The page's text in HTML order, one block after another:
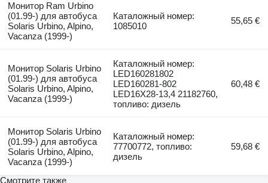
Монитор Ram Urbino
(01.99-) для автобуса
Solaris Urbino, Alpino,
Vacanza (1999-)
Каталожный номер:
1085010
55,65 €
Монитор Solaris Urbino
(01.99-) для автобуса
Solaris Urbino, Alpino,
Vacanza (1999-)
Каталожный номер:
LED160281802
LED160281-802
LED16X28-13,4 21182760,
топливо: дизель
60,48 €
Монитор Solaris Urbino
(01.99-) для автобуса
Solaris Urbino, Alpino,
Vacanza (1999-)
Каталожный номер:
77700772, топливо:
дизель
59,68 €
Смотрите также